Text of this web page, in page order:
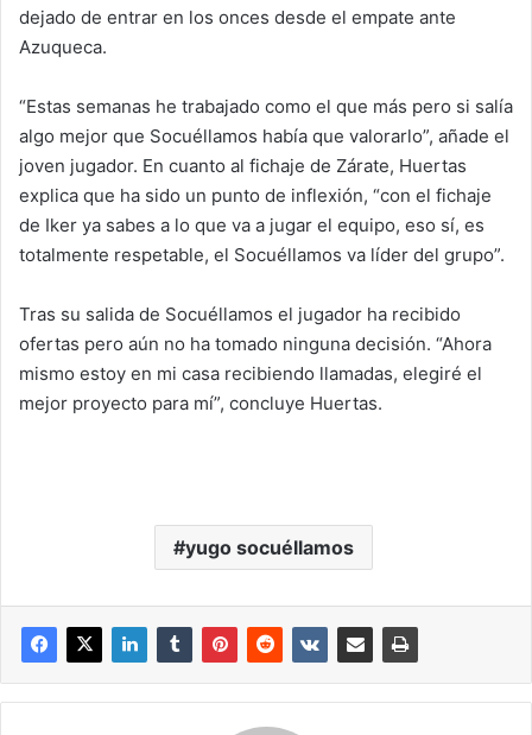
dejado de entrar en los onces desde el empate ante
Azuqueca.
“Estas semanas he trabajado como el que más pero si salía
algo mejor que Socuéllamos había que valorarlo”, añade el
joven jugador. En cuanto al fichaje de Zárate, Huertas
explica que ha sido un punto de inflexión, “con el fichaje
de Iker ya sabes a lo que va a jugar el equipo, eso sí, es
totalmente respetable, el Socuéllamos va líder del grupo”.
Tras su salida de Socuéllamos el jugador ha recibido
ofertas pero aún no ha tomado ninguna decisión. “Ahora
mismo estoy en mi casa recibiendo llamadas, elegiré el
mejor proyecto para mí”, concluye Huertas.
yugo socuéllamos